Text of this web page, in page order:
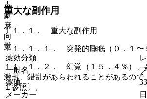
重大な副作用
１１．１． 重大な副作用
１１．１．１． 突発的睡眠（０．１〜
１１．１．２． 幻覚（１５．４％）、
激越、錯乱があらわれることがあるの
１参照〕。
毒
劇
麻
向
覚
薬効分類
一般名
薬価
メーカー